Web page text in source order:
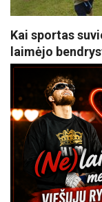
Kai sportas
laimėjo